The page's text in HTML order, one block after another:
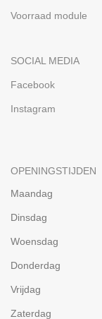
Voorraad module
SOCIAL MEDIA
Facebook
Instagram
OPENINGSTIJDEN
Maandag
Dinsdag
Woensdag
Donderdag
Vrijdag
Zaterdag